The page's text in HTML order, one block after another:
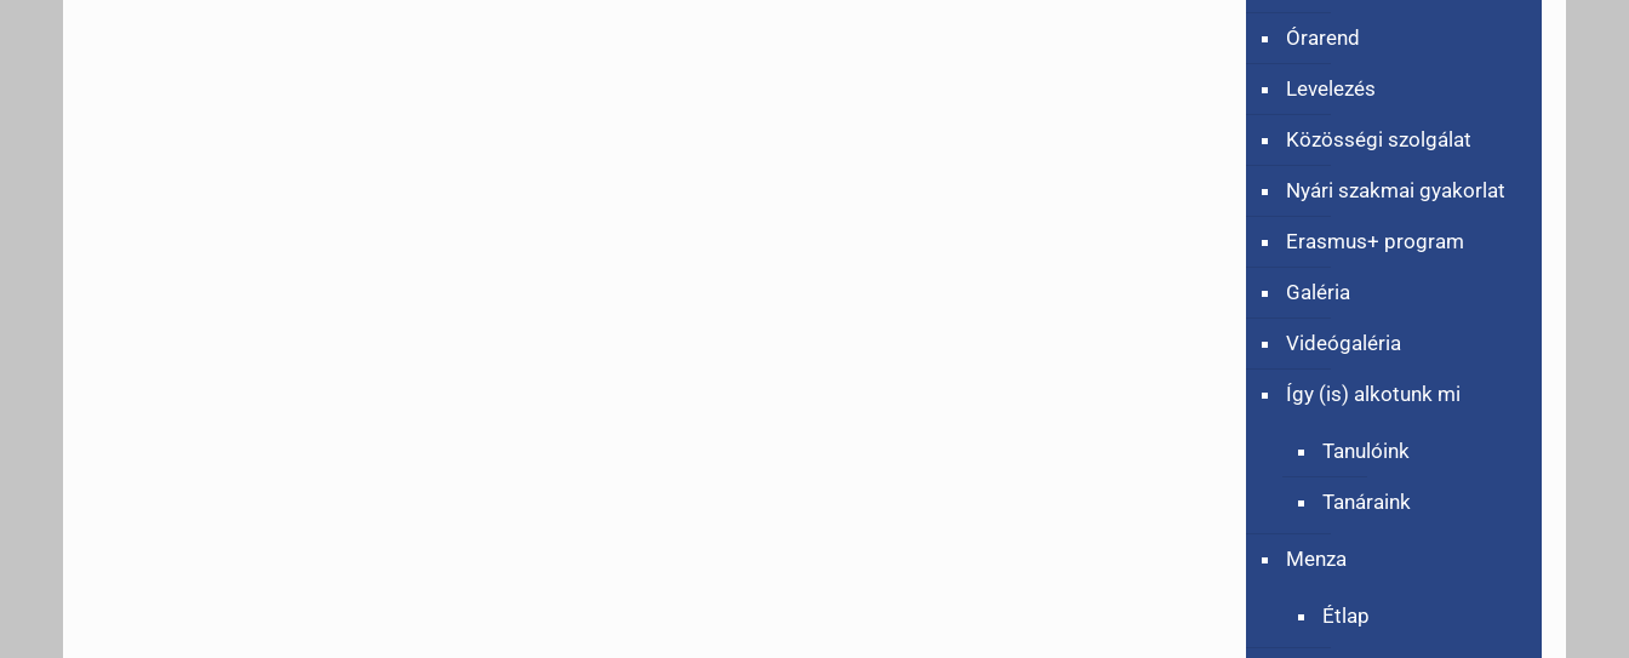
Órarend
Levelezés
Közösségi szolgálat
Nyári szakmai gyakorlat
Erasmus+ program
Galéria
Videógaléria
Így (is) alkotunk mi
Tanulóink
Tanáraink
Menza
Étlap